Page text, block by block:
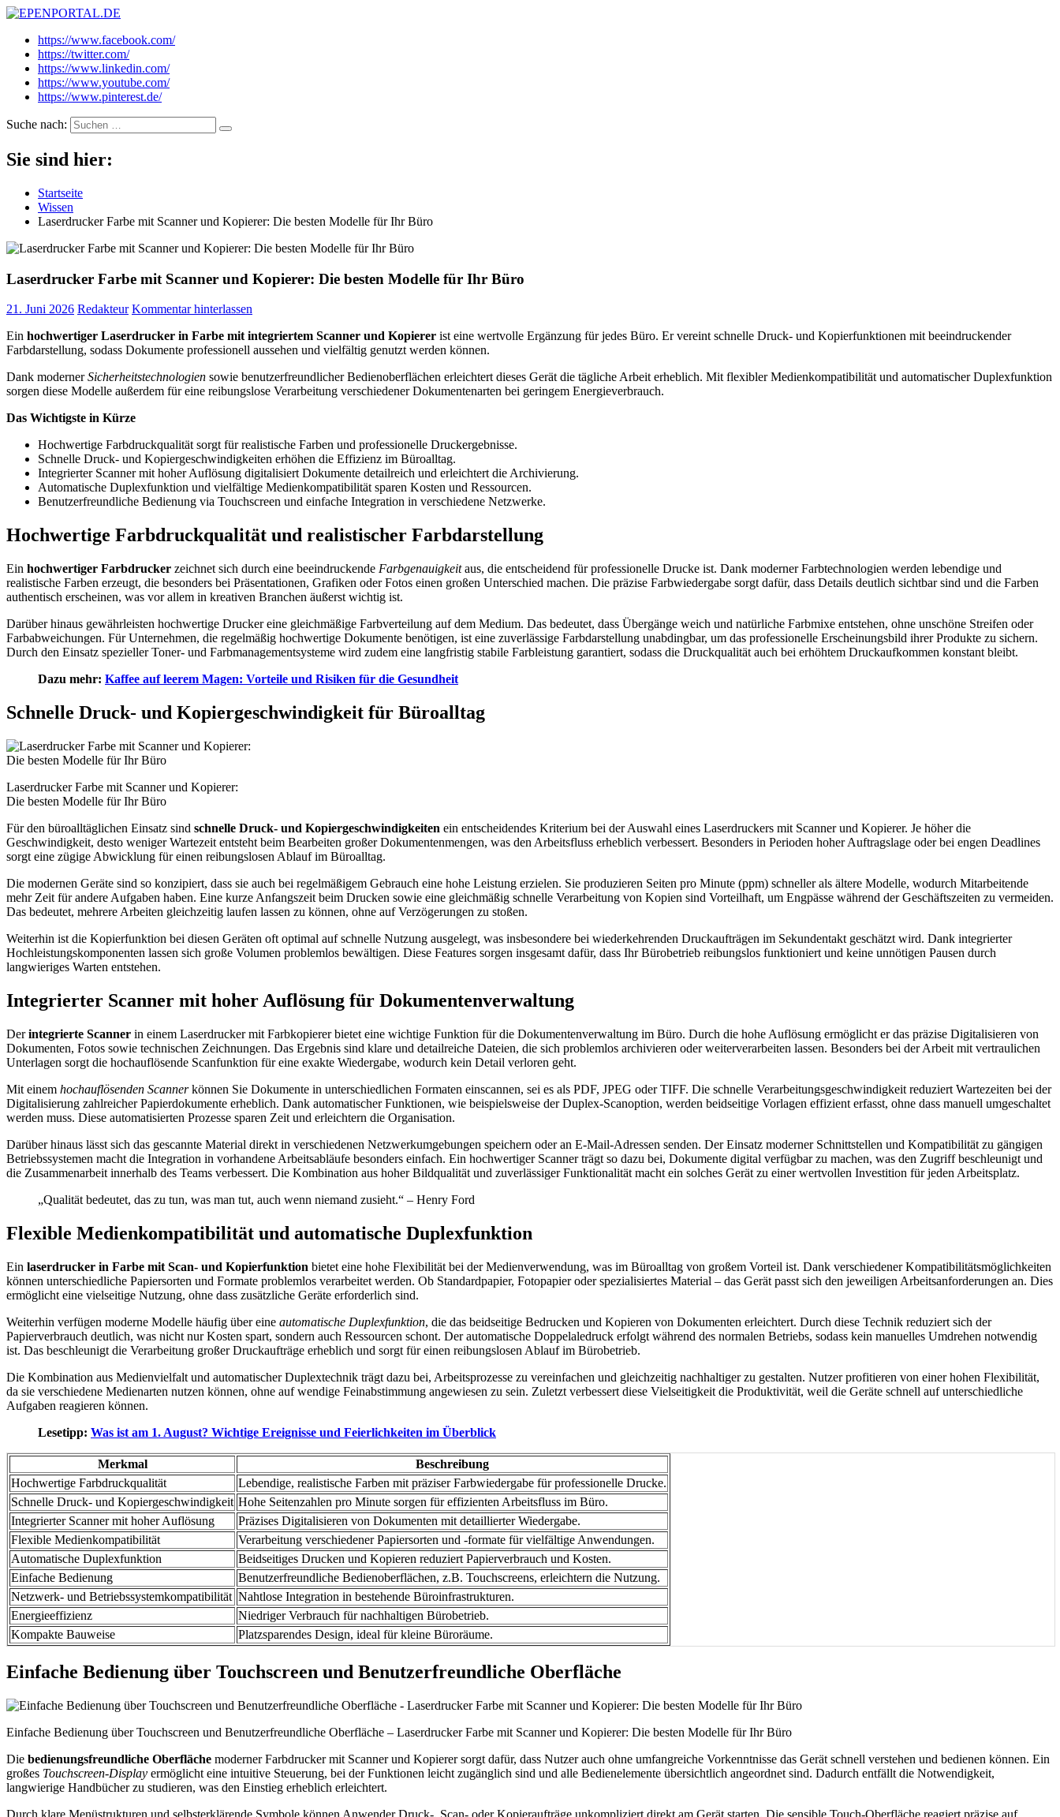
EPENPORTAL.DE
Epische News aus Politik, Finanzen & Gesellschaft
https://www.facebook.com/
https://twitter.com/
https://www.linkedin.com/
https://www.youtube.com/
https://www.pinterest.de/
Suche nach:
Sie sind hier:
Startseite
Wissen
Laserdrucker Farbe mit Scanner und Kopierer: Die besten Modelle für Ihr Büro
Laserdrucker Farbe mit Scanner und Kopierer: Die besten Modelle für Ihr Büro
21. Juni 2026 Redakteur Kommentar hinterlassen
Ein hochwertiger Laserdrucker in Farbe mit integriertem Scanner und Kopierer ist eine wertvolle Ergänzung für jedes Büro. Er vereint schnelle Druck- und Kopierfunktionen mit beeindruckender
Farbdarstellung, sodass Dokumente professionell aussehen und vielfältig genutzt werden können.
Dank modernerSicherheitstechnologien sowie benutzerfreundlicher Bedienoberflächen erleichtert dieses Gerät die tägliche Arbeit erheblich. Mit flexibler Medienkompatibilität und automatischer Duplexfunktion
sorgen diese Modelle außerdem für eine reibungslose Verarbeitung verschiedener Dokumentenarten bei geringem Energieverbrauch.
Das Wichtigste in Kürze
Hochwertige Farbdruckqualität sorgt für realistische Farben und professionelle Druckergebnisse.
Schnelle Druck- und Kopiergeschwindigkeiten erhöhen die Effizienz im Büroalltag.
Integrierter Scanner mit hoher Auflösung digitalisiert Dokumente detailreich und erleichtert die Archivierung.
Automatische Duplexfunktion und vielfältige Medienkompatibilität sparen Kosten und Ressourcen.
Benutzerfreundliche Bedienung via Touchscreen und einfache Integration in verschiedene Netzwerke.
Hochwertige Farbdruckqualität und realistischer Farbdarstellung
Ein hochwertiger Farbdrucker zeichnet sich durch eine beeindruckende Farbgenauigkeitaus, die entscheidend für professionelle Drucke ist. Dank moderner Farbtechnologien werden lebendige und
realistische Farben erzeugt, die besonders bei Präsentationen, Grafiken oder Fotos einen großen Unterschied machen. Die präzise Farbwiedergabe sorgt dafür, dass Details deutlich sichtbar sind und die Farben
authentisch erscheinen, was vor allem in kreativen Branchen äußerst wichtig ist.
Darüber hinaus gewährleisten hochwertige Drucker eine gleichmäßige Farbverteilung auf dem Medium. Das bedeutet, dass Übergänge weich und natürliche Farbmixe entstehen, ohne unschöne Streifen oder
Farbabweichungen. Für Unternehmen, die regelmäßig hochwertige Dokumente benötigen, ist eine zuverlässige Farbdarstellung unabdingbar, um das professionelle Erscheinungsbild ihrer Produkte zu sichern.
Durch den Einsatz spezieller Toner- und Farbmanagementsysteme wird zudem eine langfristig stabile Farbleistung garantiert, sodass die Druckqualität auch bei erhöhtem Druckaufkommen konstant bleibt.
Dazu mehr: Kaffee auf leerem Magen: Vorteile und Risiken für die Gesundheit
Schnelle Druck- und Kopiergeschwindigkeit für Büroalltag
Laserdrucker Farbe mit Scanner und Kopierer:
Die besten Modelle für Ihr Büro
Für den büroalltäglichen Einsatz sind schnelle Druck- und Kopiergeschwindigkeiten ein entscheidendes Kriterium bei der Auswahl eines Laserdruckers mit Scanner und Kopierer. Je höher die
Geschwindigkeit, desto weniger Wartezeit entsteht beim Bearbeiten großer Dokumentenmengen, was den Arbeitsfluss erheblich verbessert. Besonders in Perioden hoher Auftragslage oder bei engen Deadlines
sorgt eine zügige Abwicklung für einen reibungslosen Ablauf im Büroalltag.
Die modernen Geräte sind so konzipiert, dass sie auch bei regelmäßigem Gebrauch eine hohe Leistung erzielen. Sie produzieren Seiten pro Minute (ppm) schneller als ältere Modelle, wodurch Mitarbeitende
mehr Zeit für andere Aufgaben haben. Eine kurze Anfangszeit beim Drucken sowie eine gleichmäßig schnelle Verarbeitung von Kopien sind Vorteilhaft, um Engpässe während der Geschäftszeiten zu vermeiden.
Das bedeutet, mehrere Arbeiten gleichzeitig laufen lassen zu können, ohne auf Verzögerungen zu stoßen.
Weiterhin ist die Kopierfunktion bei diesen Geräten oft optimal auf schnelle Nutzung ausgelegt, was insbesondere bei wiederkehrenden Druckaufträgen im Sekundentakt geschätzt wird. Dank integrierter
Hochleistungskomponenten lassen sich große Volumen problemlos bewältigen. Diese Features sorgen insgesamt dafür, dass Ihr Bürobetrieb reibungslos funktioniert und keine unnötigen Pausen durch
langwieriges Warten entstehen.
Integrierter Scanner mit hoher Auflösung für Dokumentenverwaltung
Derintegrierte Scanner in einem Laserdrucker mit Farbkopierer bietet eine wichtige Funktion für die Dokumentenverwaltung im Büro. Durch die hohe Auflösung ermöglicht er das präzise Digitalisieren von
Dokumenten, Fotos sowie technischen Zeichnungen. Das Ergebnis sind klare und detailreiche Dateien, die sich problemlos archivieren oder weiterverarbeiten lassen. Besonders bei der Arbeit mit vertraulichen
Unterlagen sorgt die hochauflösende Scanfunktion für eine exakte Wiedergabe, wodurch kein Detail verloren geht.
Mit einem hochauflösenden Scannerkönnen Sie Dokumente in unterschiedlichen Formaten einscannen, sei es als PDF, JPEG oder TIFF. Die schnelle Verarbeitungsgeschwindigkeit reduziert Wartezeiten bei der
Digitalisierung zahlreicher Papierdokumente erheblich. Dank automatischer Funktionen, wie beispielsweise der Duplex-Scanoption, werden beidseitige Vorlagen effizient erfasst, ohne dass manuell umgeschaltet
werden muss. Diese automatisierten Prozesse sparen Zeit und erleichtern die Organisation.
Darüber hinaus lässt sich das gescannte Material direkt in verschiedenen Netzwerkumgebungen speichern oder an E-Mail-Adressen senden. Der Einsatz moderner Schnittstellen und Kompatibilität zu gängigen
Betriebssystemen macht die Integration in vorhandene Arbeitsabläufe besonders einfach. Ein hochwertiger Scanner trägt so dazu bei, Dokumente digital verfügbar zu machen, was den Zugriff beschleunigt und
die Zusammenarbeit innerhalb des Teams verbessert. Die Kombination aus hoher Bildqualität und zuverlässiger Funktionalität macht ein solches Gerät zu einer wertvollen Investition für jeden Arbeitsplatz.
„Qualität bedeutet, das zu tun, was man tut, auch wenn niemand zusieht.“ – Henry Ford
Flexible Medienkompatibilität und automatische Duplexfunktion
Ein laserdrucker in Farbe mit Scan- und Kopierfunktion bietet eine hohe Flexibilität bei der Medienverwendung, was im Büroalltag von großem Vorteil ist. Dank verschiedener Kompatibilitätsmöglichkeiten
können unterschiedliche Papiersorten und Formate problemlos verarbeitet werden. Ob Standardpapier, Fotopapier oder spezialisiertes Material – das Gerät passt sich den jeweiligen Arbeitsanforderungen an. Dies
ermöglicht eine vielseitige Nutzung, ohne dass zusätzliche Geräte erforderlich sind.
Weiterhin verfügen moderne Modelle häufig über eine automatische Duplexfunktion, die das beidseitige Bedrucken und Kopieren von Dokumenten erleichtert. Durch diese Technik reduziert sich der
Papierverbrauch deutlich, was nicht nur Kosten spart, sondern auch Ressourcen schont. Der automatische Doppelaledruck erfolgt während des normalen Betriebs, sodass kein manuelles Umdrehen notwendig
ist. Das beschleunigt die Verarbeitung großer Druckaufträge erheblich und sorgt für einen reibungslosen Ablauf im Bürobetrieb.
Die Kombination aus Medienvielfalt und automatischer Duplextechnik trägt dazu bei, Arbeitsprozesse zu vereinfachen und gleichzeitig nachhaltiger zu gestalten. Nutzer profitieren von einer hohen Flexibilität,
da sie verschiedene Medienarten nutzen können, ohne auf wendige Feinabstimmung angewiesen zu sein. Zuletzt verbessert diese Vielseitigkeit die Produktivität, weil die Geräte schnell auf unterschiedliche
Aufgaben reagieren können.
Lesetipp: Was ist am 1. August? Wichtige Ereignisse und Feierlichkeiten im Überblick
Merkmal
Beschreibung
Hochwertige Farbdruckqualität
Lebendige, realistische Farben mit präziser Farbwiedergabe für professionelle Drucke.
Schnelle Druck- und Kopiergeschwindigkeit Hohe Seitenzahlen pro Minute sorgen für effizienten Arbeitsfluss im Büro.
Integrierter Scanner mit hoher Auflösung
Präzises Digitalisieren von Dokumenten mit detaillierter Wiedergabe.
Flexible Medienkompatibilität
Verarbeitung verschiedener Papiersorten und -formate für vielfältige Anwendungen.
Automatische Duplexfunktion
Beidseitiges Drucken und Kopieren reduziert Papierverbrauch und Kosten.
Einfache Bedienung
Benutzerfreundliche Bedienoberflächen, z.B. Touchscreens, erleichtern die Nutzung.
Netzwerk- und Betriebssystemkompatibilität Nahtlose Integration in bestehende Büroinfrastrukturen.
Energieeffizienz
Niedriger Verbrauch für nachhaltigen Bürobetrieb.
Kompakte Bauweise
Platzsparendes Design, ideal für kleine Büroräume.
Einfache Bedienung über Touchscreen und Benutzerfreundliche Oberfläche
Einfache Bedienung über Touchscreen und Benutzerfreundliche Oberfläche – Laserdrucker Farbe mit Scanner und Kopierer: Die besten Modelle für Ihr Büro
Die bedienungsfreundliche Oberfläche moderner Farbdrucker mit Scanner und Kopierer sorgt dafür, dass Nutzer auch ohne umfangreiche Vorkenntnisse das Gerät schnell verstehen und bedienen können. Ein
großes Touchscreen-Display ermöglicht eine intuitive Steuerung, bei der Funktionen leicht zugänglich sind und alle Bedienelemente übersichtlich angeordnet sind. Dadurch entfällt die Notwendigkeit,
langwierige Handbücher zu studieren, was den Einstieg erheblich erleichtert.